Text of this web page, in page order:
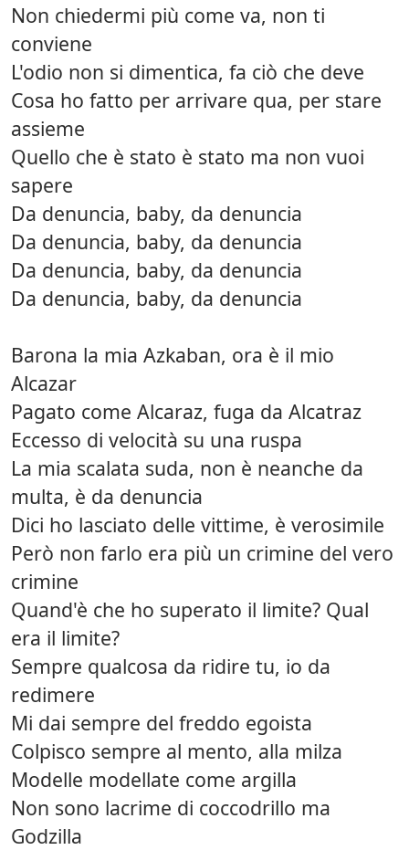
Non chiedermi più come va, non ti
conviene
L'odio non si dimentica, fa ciò che deve
Cosa ho fatto per arrivare qua, per stare
assieme
Quello che è stato è stato ma non vuoi
sapere
Da denuncia, baby, da denuncia
Da denuncia, baby, da denuncia
Da denuncia, baby, da denuncia
Da denuncia, baby, da denuncia
Barona la mia Azkaban, ora è il mio
Alcazar
Pagato come Alcaraz, fuga da Alcatraz
Eccesso di velocità su una ruspa
La mia scalata suda, non è neanche da
multa, è da denuncia
Dici ho lasciato delle vittime, è verosimile
Però non farlo era più un crimine del vero
crimine
Quand'è che ho superato il limite? Qual
era il limite?
Sempre qualcosa da ridire tu, io da
redimere
Mi dai sempre del freddo egoista
Colpisco sempre al mento, alla milza
Modelle modellate come argilla
Non sono lacrime di coccodrillo ma
Godzilla